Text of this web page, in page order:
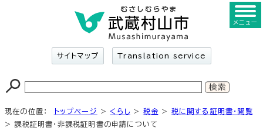
サイトマップ Translation service
メニュー
現在の位置： トップページ > くらし > 税金 > 税に関する証明書・閲覧
> 課税証明書・非課税証明書の申請について